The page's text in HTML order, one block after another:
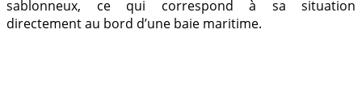
sablonneux, ce qui correspond à sa situation
directement au bord d’une baie maritime.